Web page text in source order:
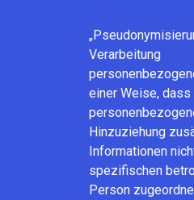
Verarbeitung
einer Weise, dass
Hinzuziehung
Informationen
spezifischen
Person